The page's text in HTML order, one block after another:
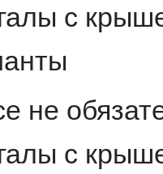
с
не
с